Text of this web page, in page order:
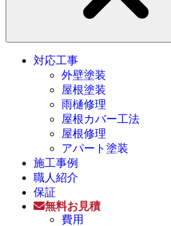
対応工事
外壁塗装
屋根塗装
雨樋修理
屋根カバー工法
屋根修理
アパート塗装
施工事例
職人紹介
保証
無料お見積
費用